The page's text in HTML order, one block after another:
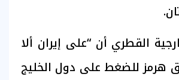
القطري أن “على إيران ألا
للضغط على دول الخليج